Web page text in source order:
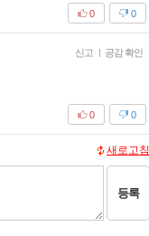
0
0
신고 | 공감 확인
0
0
새로고침
등록